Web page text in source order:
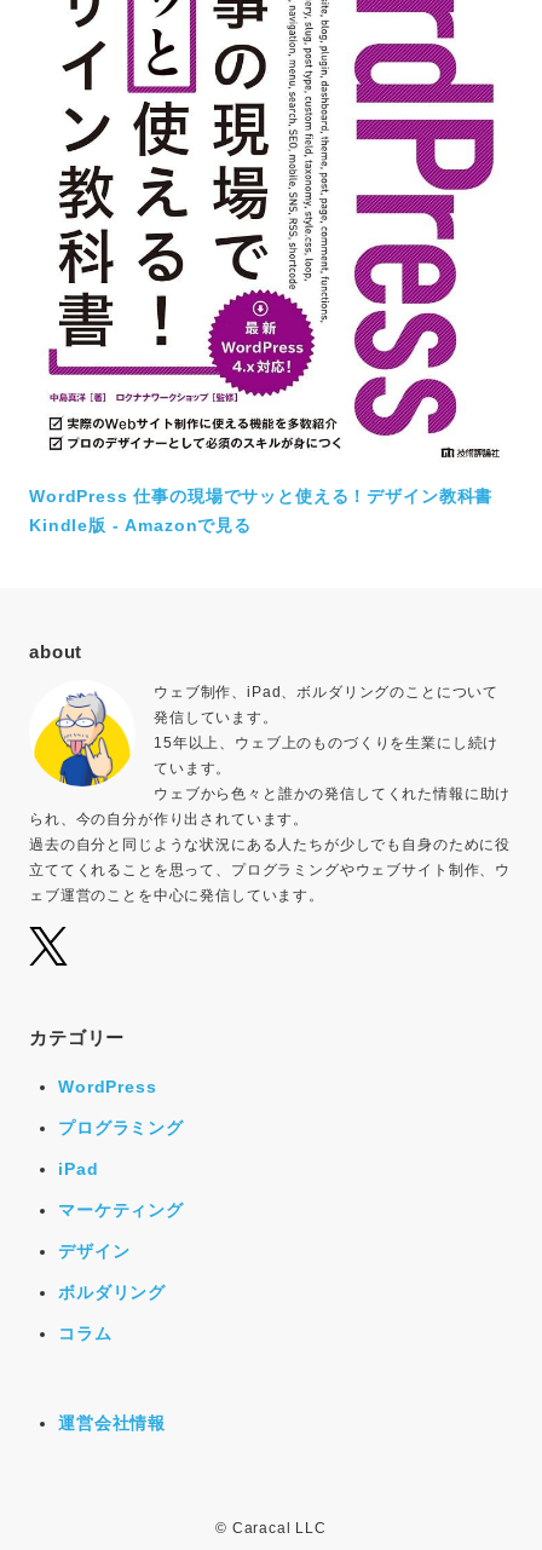
WordPress 仕事の現場でサッと使える！デザイン教科書
Kindle版 - Amazonで見る
about
ウェブ制作、iPad、ボルダリングのことについて
発信しています。
15年以上、ウェブ上のものづくりを生業にし続け
ています。
ウェブから色々と誰かの発信してくれた情報に助け
られ、今の自分が作り出されています。
過去の自分と同じような状況にある人たちが少しでも自身のために役
立ててくれることを思って、プログラミングやウェブサイト制作、ウ
ェブ運営のことを中心に発信しています。
カテゴリー
WordPress
プログラミング
iPad
マーケティング
デザイン
ボルダリング
コラム
運営会社情報
© Caracal LLC